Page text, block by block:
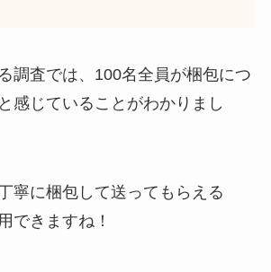
調査では、100名全員が梱包につ
感じていることがわかりまし
寧に梱包して送ってもらえる
できますね！